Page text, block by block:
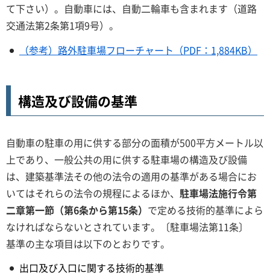
て下さい）。自動車には、自動二輪車も含まれます（道路
交通法第2条第1項9号）。
（参考）路外駐車場フローチャート（PDF：1,884KB）
構造及び設備の基準
自動車の駐車の用に供する部分の面積が500平方メートル以
上であり、一般公共の用に供する駐車場の構造及び設備
は、建築基準法その他の法令の適用の基準がある場合にお
いてはそれらの法令の規程によるほか、 駐車場法施行令第
二章第一節（第6条から第15条） で定める技術的基準によら
なければならないとされています。〔駐車場法第11条〕
基準の主な項目は以下のとおりです。
出口及び入口に関する技術的基準